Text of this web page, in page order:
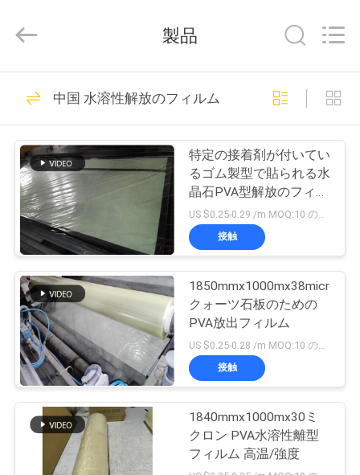
へ
製
品
わ
た
し
た
ち
Rights
Reserved.
PVAの水溶性のフィ
ルム
38
水溶性解放のフィル
ム
73
刺繍のための水溶性
15
製品
中国 水溶性解放のフィルム
特定の接着剤が付いてい
るゴム製型で貼られる水
晶石PVA型解放のフィル
ム
US $0.25-0.29 /m MOQ:10 のロール
接触
1850mmx1000mx38micron
クォーツ石板のための
PVA放出フィルム
接触
1840mmx1000mx30ミ
クロン PVA水溶性離型
フィルム 高温/強度